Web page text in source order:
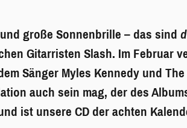
große Sonnenbrille – das sind
Gitarristen Slash. Im Februar
Sänger Myles Kennedy und
auch sein mag, der des
ist unsere CD der achten